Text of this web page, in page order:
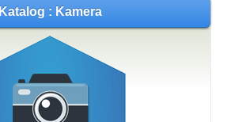
Katalog : Kamera